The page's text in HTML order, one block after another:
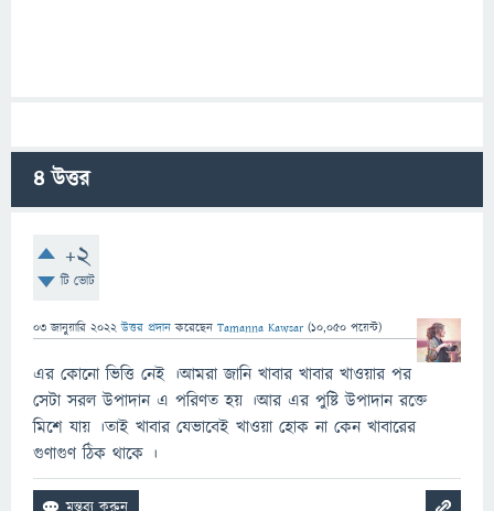
4উত্তর
+2
টি ভোট
03 জানুয়ারি 2022 উত্তর প্রদান করেছেন Tamanna Kawsar (10,050 পয়েন্ট)
এর কোনো ভিত্তি নেই ।আমরা জানি খাবার খাবার খাওয়ার পর
সেটা সরল উপাদান এ পরিণত হয় ।আর এর পুষ্টি উপাদান রক্তে
মিশে যায় ।তাই খাবার যেভাবেই খাওয়া হোক না কেন খাবারের
গুণাগুণ ঠিক থাকে ।